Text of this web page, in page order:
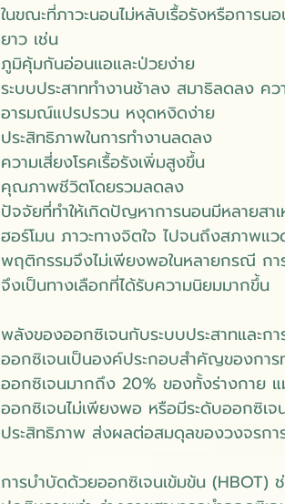
ในขณะที่ภาวะนอนไม่หลับเรื้อรังหรือการ
ยาว เช่น
ภูมิคุ้มกันอ่อนแอและป่วยง่าย
ระบบประสาททำงานช้าลง สมาธิลดลง ค
อารมณ์แปรปรวน หงุดหงิดง่าย
ประสิทธิภาพในการทำงานลดลง
ความเสี่ยงโรคเรื้อรังเพิ่มสูงขึ้น
คุณภาพชีวิตโดยรวมลดลง
ปัจจัยที่ทำให้เกิดปัญหาการนอนมีหลายส
ฮอร์โมน ภาวะทางจิตใจ ไปจนถึงสภาพแ
พฤติกรรมจึงไม่เพียงพอในหลายกรณี ก
จึงเป็นทางเลือกที่ได้รับความนิยมมากขึ้น
พลังของออกซิเจนกับระบบประสาทและก
ออกซิเจนเป็นองค์ประกอบสำคัญของการ
ออกซิเจนมากถึง 20% ของทั้งร่างกาย
ออกซิเจนไม่เพียงพอ หรือมีระดับออกซิเจ
ประสิทธิภาพ ส่งผลต่อสมดุลของวงจรกา
การบำบัดด้วยออกซิเจนเข้มข้น (HBOT)